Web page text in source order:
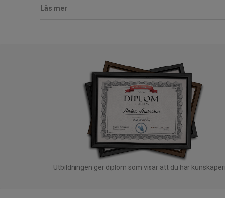
Läs mer
Utbildningen ger diplom som visar att du har